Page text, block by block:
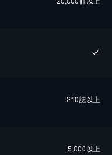
210誌以上
5,000以上